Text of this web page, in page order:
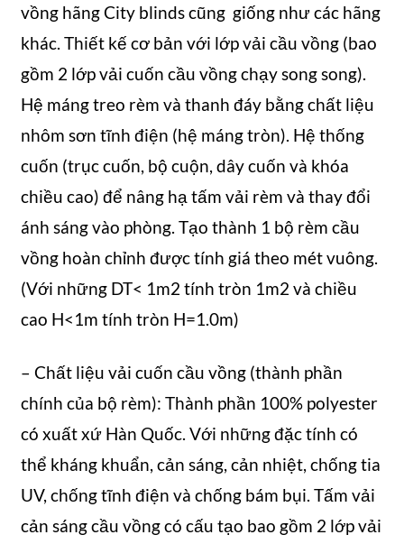
vồng hãng City blinds cũng giống như các hãng
khác. Thiết kế cơ bản với lớp vải cầu vồng (bao
gồm 2 lớp vải cuốn cầu vồng chạy song song).
Hệ máng treo rèm và thanh đáy bằng chất liệu
nhôm sơn tĩnh điện (hệ máng tròn). Hệ thống
cuốn (trục cuốn, bộ cuộn, dây cuốn và khóa
chiều cao) để nâng hạ tấm vải rèm và thay đổi
ánh sáng vào phòng. Tạo thành 1 bộ rèm cầu
vồng hoàn chỉnh được tính giá theo mét vuông.
(Với những DT< 1m2 tính tròn 1m2 và chiều
cao H<1m tính tròn H=1.0m)
– Chất liệu vải cuốn cầu vồng (thành phần
chính của bộ rèm): Thành phần 100% polyester
có xuất xứ Hàn Quốc. Với những đặc tính có
thể kháng khuẩn, cản sáng, cản nhiệt, chống tia
UV, chống tĩnh điện và chống bám bụi. Tấm vải
cản sáng cầu vồng có cấu tạo bao gồm 2 lớp vải